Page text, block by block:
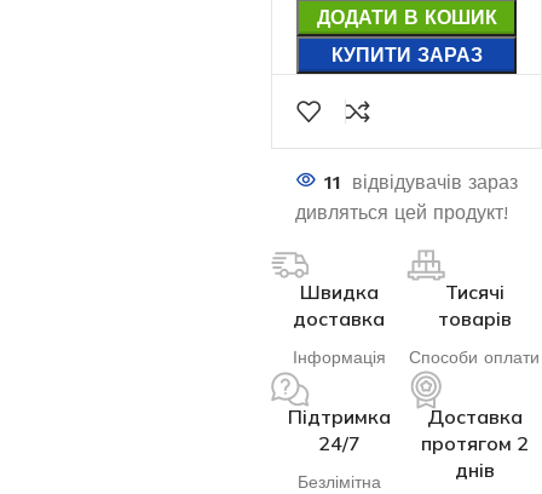
ДОДАТИ В КОШИК
КУПИТИ ЗАРАЗ
11 відвідувачів зараз
дивляться цей продукт!
Швидка
доставка
Інформація
Тисячі
товарів
Способи оплати
Підтримка
24/7
Безлімітна
Доставка
протягом 2
днів